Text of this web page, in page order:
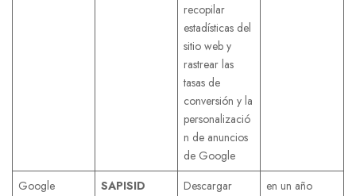
recopilar
estadísticas del
sitio web y
rastrear las
tasas de
conversión y la
personalizació
n de anuncios
de Google
Google SAPISID
Descargar
en un año